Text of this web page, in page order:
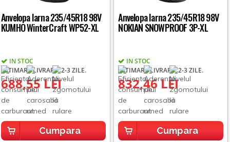
Anvelopa Iarna 235/45R18 98V
KUMHO WinterCraft WP52-XL
IN STOC
ESTIMARE LIVRARE: 2-3 ZILE.
688,55 LEI
Cumpara
Anvelopa Iarna 235/45R18 98V
NOKIAN SNOWPROOF 3P-XL
IN STOC
ESTIMARE LIVRARE: 2-3 ZILE.
832,46 LEI
Cumpara